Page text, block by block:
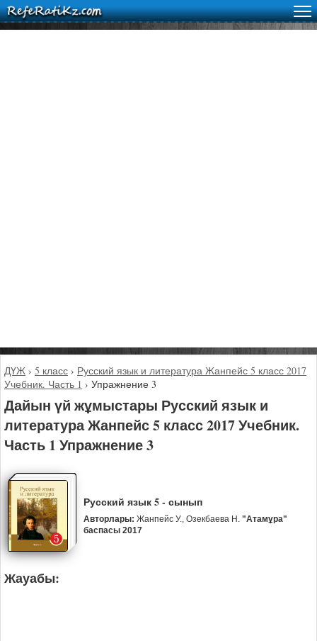
ДҮЖ › 5 класс › Русский язык и литература Жанпейс 5 класс 2017
Учебник. Часть 1 › Упражнение 3
Дайын үй жұмыстары Русский язык и
литература Жанпейс 5 класс 2017 Учебник.
Часть 1 Упражнение 3
Русский язык 5 - сынып
Авторлары: Жанпейс У., Озекбаева Н. "Атамұра"
баспасы 2017
Жауабы: